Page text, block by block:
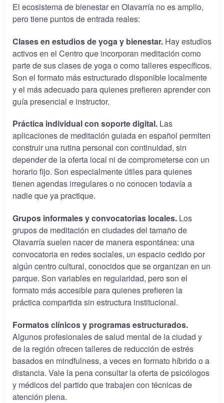
El ecosistema de bienestar en Olavarría no es amplio,
pero tiene puntos de entrada reales:
Clases en estudios de yoga y bienestar.Hay estudios
activos en el Centro que incorporan meditación como
parte de sus clases de yoga o como talleres específicos.
Son el formato más estructurado disponible localmente
y el más adecuado para quienes prefieren aprender con
guía presencial e instructor.
Práctica individual con soporte digital.Las
aplicaciones de meditación guiada en español permiten
construir una rutina personal con continuidad, sin
depender de la oferta local ni de comprometerse con un
horario fijo. Son especialmente útiles para quienes
tienen agendas irregulares o no conocen todavía a
nadie que ya practique.
Grupos informales y convocatorias locales.Los
grupos de meditación en ciudades del tamaño de
Olavarría suelen nacer de manera espontánea: una
convocatoria en redes sociales, un espacio cedido por
algún centro cultural, conocidos que se organizan en un
parque. Son variables en regularidad, pero son el
formato más accesible para quienes prefieren la
práctica compartida sin estructura institucional.
Formatos clínicos y programas estructurados.
Algunos profesionales de salud mental de la ciudad y
de la región ofrecen talleres de reducción de estrés
basados en mindfulness, a veces en formato híbrido o a
distancia. Vale la pena consultar la oferta de psicólogos
y médicos del partido que trabajen con técnicas de
atención plena.